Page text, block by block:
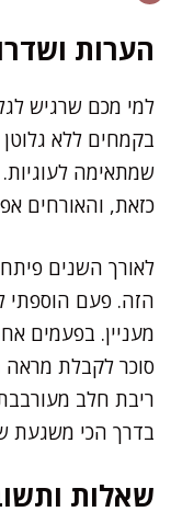
הערות
למי מכם שרגיש
בקמחים ללא
שמתאימה
כזאת, והאורחים
לאורך השנים
הזה. פעם הוספתי
מעניין. בפעמים
סוכר לקבלת מראה
ריבת חלב
בדרך הכי משגעת
שאלות